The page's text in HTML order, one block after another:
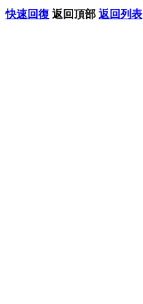
快速回復 返回頂部 返回列表